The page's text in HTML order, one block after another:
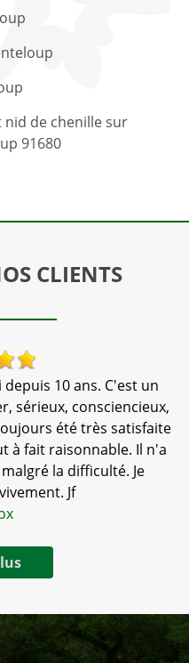
de chenille sur
91680
CLIENTS
10 ans. C'est un
sérieux, consciencieux,
été très satisfaite
à fait raisonnable. Il n'a
la difficulté. Je
Jf